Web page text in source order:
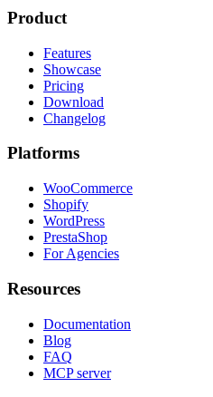
Product
Features
Showcase
Pricing
Download
Changelog
Platforms
WooCommerce
Shopify
WordPress
PrestaShop
For Agencies
Resources
Documentation
Blog
FAQ
MCP server